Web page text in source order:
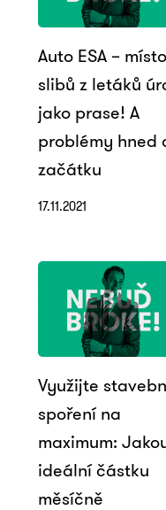
Auto ESA – místo
slibů z letáků
jako prase! A
problémy hned
začátku
17.11.2021
Využijte
spoření na
maximum:
ideální částku
měsíčně